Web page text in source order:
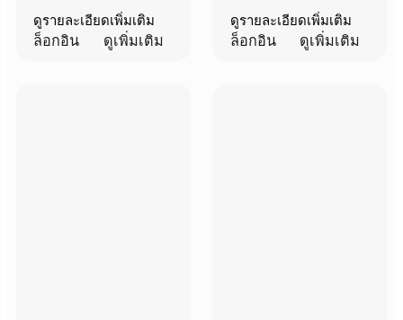
ดูรายละเอียดเพิ่มเติม
ล็อกอิน ดูเพิ่มเติม
ดูรายละเอียดเพิ่มเติม
ล็อกอิน ดูเพิ่มเติม